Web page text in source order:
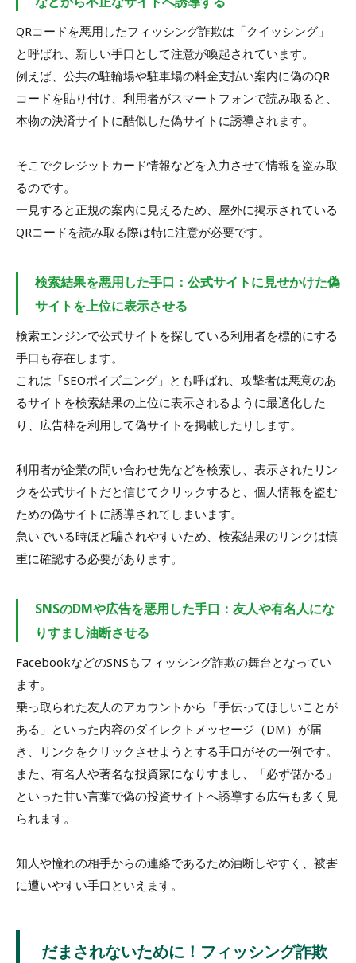
QRコードを悪用したフィッシング詐欺は「クイッシング」
と呼ばれ、新しい手口として注意が喚起されています。
例えば、公共の駐輪場や駐車場の料金支払い案内に偽のQR
コードを貼り付け、利用者がスマートフォンで読み取ると、
本物の決済サイトに酷似した偽サイトに誘導されます。
そこでクレジットカード情報などを入力させて情報を盗み取
るのです。
一見すると正規の案内に見えるため、屋外に掲示されている
QRコードを読み取る際は特に注意が必要です。
検索結果を悪用した手口：公式サイトに見せかけた偽
サイトを上位に表示させる
検索エンジンで公式サイトを探している利用者を標的にする
手口も存在します。
これは「SEOポイズニング」とも呼ばれ、攻撃者は悪意のあ
るサイトを検索結果の上位に表示されるように最適化した
り、広告枠を利用して偽サイトを掲載したりします。
利用者が企業の問い合わせ先などを検索し、表示されたリン
クを公式サイトだと信じてクリックすると、個人情報を盗む
ための偽サイトに誘導されてしまいます。
急いでいる時ほど騙されやすいため、検索結果のリンクは慎
重に確認する必要があります。
SNSのDMや広告を悪用した手口：友人や有名人にな
りすまし油断させる
FacebookなどのSNSもフィッシング詐欺の舞台となってい
ます。
乗っ取られた友人のアカウントから「手伝ってほしいことが
ある」といった内容のダイレクトメッセージ（DM）が届
き、リンクをクリックさせようとする手口がその一例です。
また、有名人や著名な投資家になりすまし、「必ず儲かる」
といった甘い言葉で偽の投資サイトへ誘導する広告も多く見
られます。
知人や憧れの相手からの連絡であるため油断しやすく、被害
に遭いやすい手口といえます。
だまされないために！フィッシング詐欺